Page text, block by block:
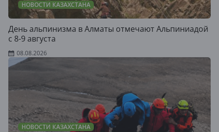
НОВОСТИ КАЗАХСТАНА
День альпинизма в Алматы отмечают Альпиниадой
с 8-9 августа
08.08.2026
НОВОСТИ КАЗАХСТАНА